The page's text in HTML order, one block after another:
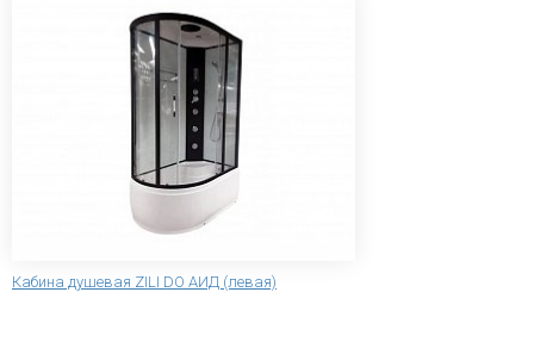
Кабина душевая ZILI DO АИД (левая)